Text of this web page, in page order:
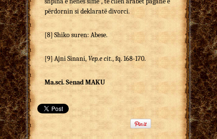
përdornin si deklaratë divorci.
[8]Shiko suren: Abese.
[9]Ajni Sinani,Vep.e cit., fq. 168-170.
Ma.sci. Senad MAKU